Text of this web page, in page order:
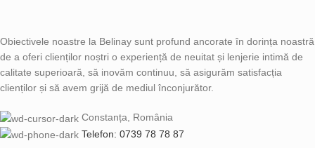
Obiectivele noastre la Belinay sunt profund ancorate în dorința noastră
de a oferi clienților noștri o experiență de neuitat și lenjerie intimă de
calitate superioară, să inovăm continuu, să asigurăm satisfacția
clienților și să avem grijă de mediul înconjurător.
Constanța, România
Telefon: 0739 78 78 87